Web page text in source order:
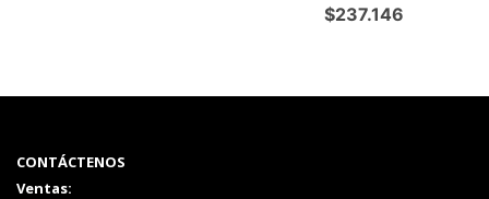
$237.146
CONTÁCTENOS
Ventas: